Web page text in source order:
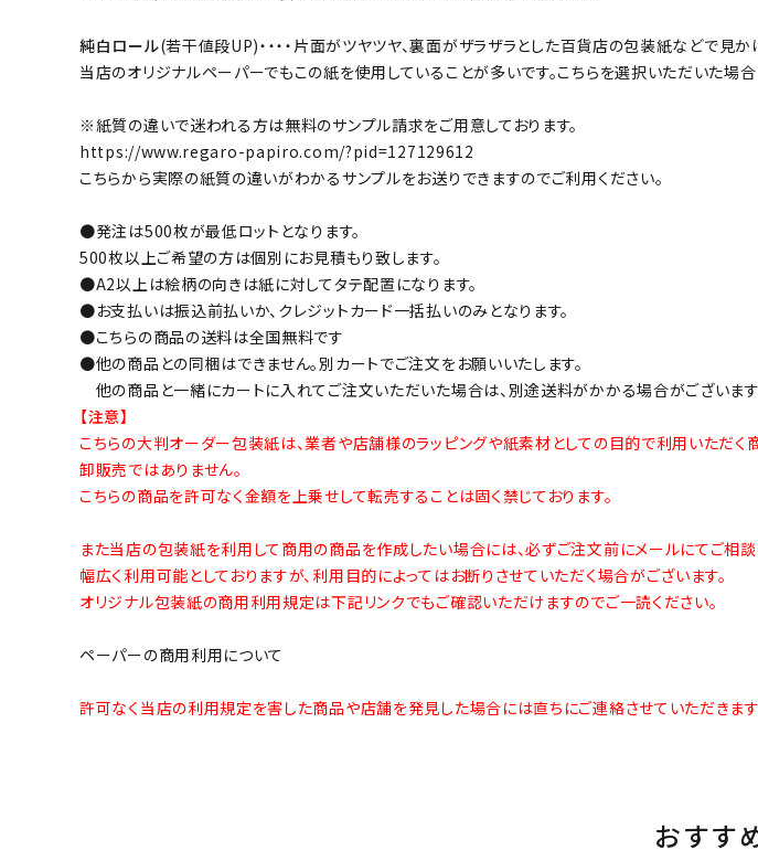
純白ロール(若干値段UP)・・・・片面がツヤツヤ、裏面がザラザラとした百貨店の包装紙などで見か
当店のオリジナルペーパーでもこの紙を使用していることが多いです。こちらを選択いただいた
※紙質の違いで迷われる方は無料のサンプル請求をご用意しております。
https://www.regaro-papiro.com/?pid=127129612
こちらから実際の紙質の違いがわかるサンプルをお送りできますのでご利用ください。
●発注は500枚が最低ロットとなります。
500枚以上ご希望の方は個別にお見積もり致します。
●A2以上は絵柄の向きは紙に対してタテ配置になります。
●お支払いは振込前払いか、クレジットカード一括払いのみとなります。
●こちらの商品の送料は全国無料です
●他の商品との同梱はできません。別カートでご注文をお願いいたします。
他の商品と一緒にカートに入れてご注文いただいた場合は、別途送料がかかる場合がございます
【注意】
こちらの大判オーダー包装紙は、業者や店舗様のラッピングや紙素材としての目的で利用いただく
卸販売ではありません。
こちらの商品を許可なく金額を上乗せして転売することは固く禁じております。
また当店の包装紙を利用して商用の商品を作成したい場合には、必ずご注文前にメールにてご相談
幅広く利用可能としておりますが、利用目的によってはお断りさせていただく場合がございます。
オリジナル包装紙の商用利用規定は下記リンクでもご確認いただけますのでご一読ください。
ペーパーの商用利用について
許可なく当店の利用規定を害した商品や店舗を発見した場合には直ちにご連絡させていただきます
おすす